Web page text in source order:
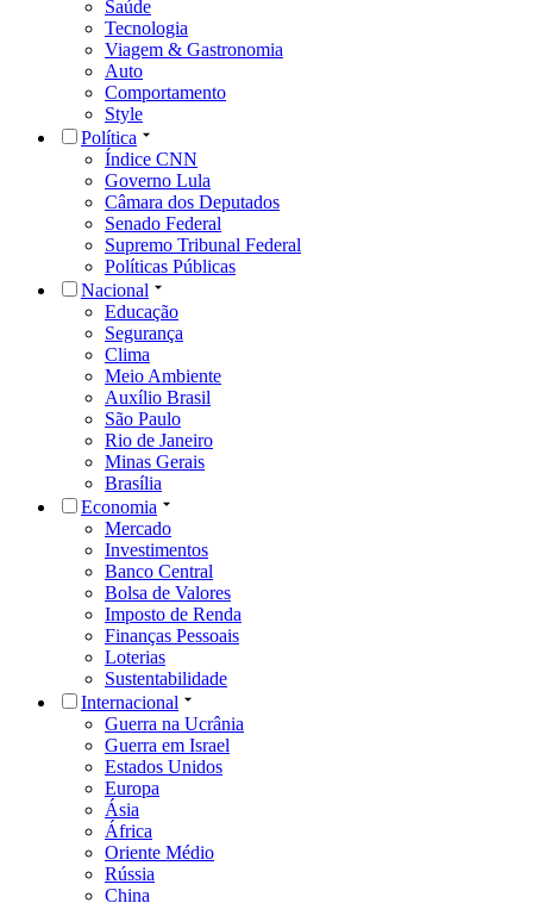
Saúde
Tecnologia
Viagem & Gastronomia
Auto
Comportamento
Style
Política
Índice CNN
Governo Lula
Câmara dos Deputados
Senado Federal
Supremo Tribunal Federal
Políticas Públicas
Nacional
Educação
Segurança
Clima
Meio Ambiente
Auxílio Brasil
São Paulo
Rio de Janeiro
Minas Gerais
Brasília
Economia
Mercado
Investimentos
Banco Central
Bolsa de Valores
Imposto de Renda
Finanças Pessoais
Loterias
Sustentabilidade
Internacional
Guerra na Ucrânia
Guerra em Israel
Estados Unidos
Europa
Ásia
África
Oriente Médio
Rússia
China